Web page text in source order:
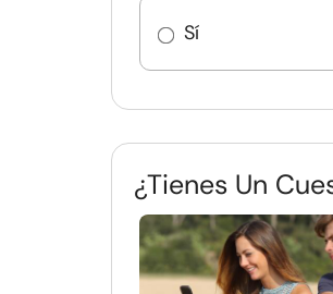
Sí
¿Tienes Un